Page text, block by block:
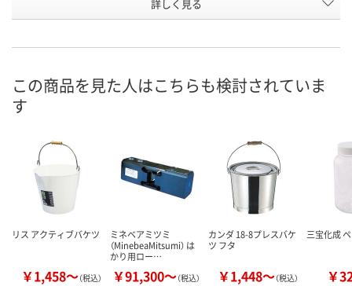
AW83395 AW83392
カゴへ カ
詳しく見る
この商品を見た人はこちらも検討されていま
す
リス アクティブバケツ
￥1,458～（税込）
ミネベアミツミ
（MinebeaMitsumi） は
かり用ロー…
￥91,300～（税込）
カンダ 18-8プレスバケ
ツ フタ
￥1,448～（税込）
三宝化成
￥